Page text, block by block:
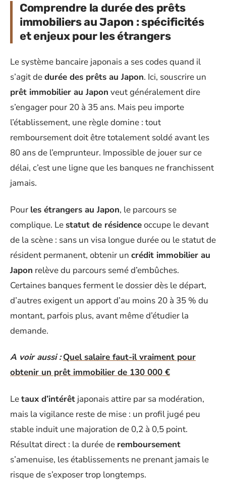
Comprendre la durée des prêts
immobiliers au Japon : spécificités
et enjeux pour les étrangers
Le système bancaire japonais a ses codes quand il
s’agit dedurée des prêts au Japon. Ici, souscrire un
prêt immobilier au Japon veut généralement dire
s’engager pour 20 à 35 ans. Mais peu importe
l’établissement, une règle domine : tout
remboursement doit être totalement soldé avant les
80 ans de l’emprunteur. Impossible de jouer sur ce
délai, c’est une ligne que les banques ne franchissent
jamais.
Pour les étrangers au Japon, le parcours se
complique. Le statut de résidenceoccupe le devant
de la scène : sans un visa longue durée ou le statut de
résident permanent, obtenir un crédit immobilier au
Japon relève du parcours semé d’embûches.
Certaines banques ferment le dossier dès le départ,
d’autres exigent un apport d’au moins 20 à 35 % du
montant, parfois plus, avant même d’étudier la
demande.
A voir aussi : Quel salaire faut-il vraiment pour
obtenir un prêt immobilier de 130 000 €
Letaux d’intérêt japonais attire par sa modération,
mais la vigilance reste de mise : un profil jugé peu
stable induit une majoration de 0,2 à 0,5 point.
Résultat direct : la durée de remboursement
s’amenuise, les établissements ne prenant jamais le
risque de s’exposer trop longtemps.